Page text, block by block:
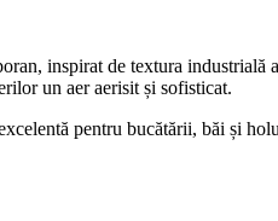
inspirat de textura
un aer aerisit și sofisticat.
pentru bucătării, băi și